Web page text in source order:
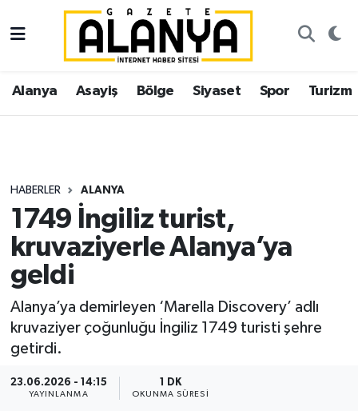
Alanya Asayiş Bölge Siyaset Spor Turizm
HABERLER ALANYA
1749 İngiliz turist,
kruvaziyerle Alanya’ya
geldi
Alanya’ya demirleyen ‘Marella Discovery’ adlı
kruvaziyer çoğunluğu İngiliz 1749 turisti şehre
getirdi.
23.06.2026 - 14:15
YAYINLANMA
1 DK
OKUNMA SÜRESI
Alanya
Asayiş
Siyaset
Spor
Turizm
Ekonomi
Gazipaşa
İstanbul Nöbetçi Eczaneler
İstanbul Hava Durumu
Süper Lig Puan Durumu ve Fikstür
Tüm Manşetler
Son Dakika Haberleri
Haber Arşivi